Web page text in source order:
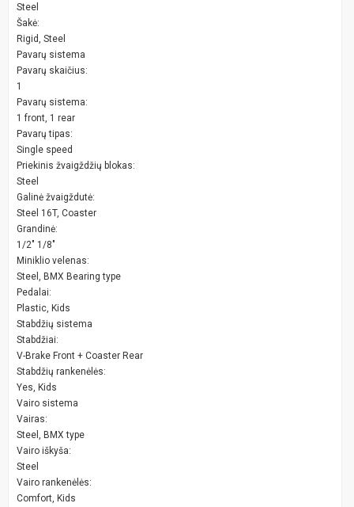
Steel
Šakė:
Rigid, Steel
Pavarų sistema
Pavarų skaičius:
1
Pavarų sistema:
1 front, 1 rear
Pavarų tipas:
Single speed
Priekinis žvaigždžių blokas:
Steel
Galinė žvaigždutė:
Steel 16T, Coaster
Grandinė:
1/2" 1/8"
Miniklio velenas:
Steel, BMX Bearing type
Pedalai:
Plastic, Kids
Stabdžių sistema
Stabdžiai:
V-Brake Front + Coaster Rear
Stabdžių rankenėlės:
Yes, Kids
Vairo sistema
Vairas:
Steel, BMX type
Vairo iškyša:
Steel
Vairo rankenėlės:
Comfort, Kids